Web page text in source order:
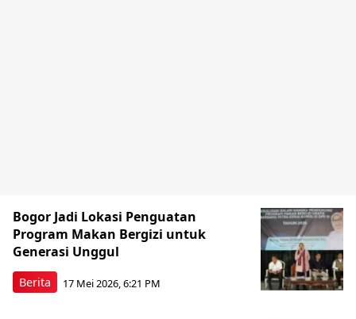
Berita
Bogor Jadi Lokasi Penguatan
Program Makan Bergizi untuk
Generasi Unggul
17 Mei 2026, 6:21 PM